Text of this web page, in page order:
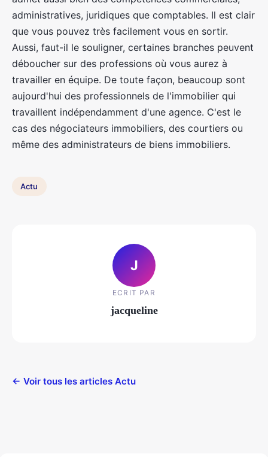
administratives, juridiques que comptables. Il est clair
que vous pouvez très facilement vous en sortir.
Aussi, faut-il le souligner, certaines branches peuvent
déboucher sur des professions où vous aurez à
travailler en équipe. De toute façon, beaucoup sont
aujourd'hui des professionnels de l'immobilier qui
travaillent indépendamment d'une agence. C'est le
cas des négociateurs immobiliers, des courtiers ou
même des administrateurs de biens immobiliers.
Actu
J
ECRIT PAR
jacqueline
← Voir tous les articles Actu